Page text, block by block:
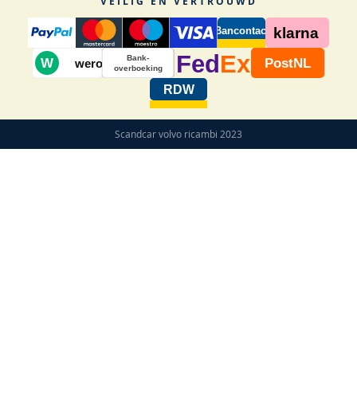
Bancontact klarna
W wero
Bank-
overboeking
Fed Ex PostNL
RDW
Scandcar volvo ricambi 2023